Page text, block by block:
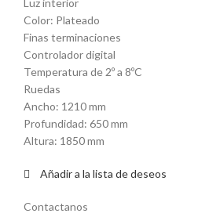
Luz interior
Color: Plateado
Finas terminaciones
Controlador digital
Temperatura de 2º a 8ºC
Ruedas
Ancho: 1210 mm
Profundidad: 650 mm
Altura: 1850 mm
Añadir a la lista de deseos
Contactanos